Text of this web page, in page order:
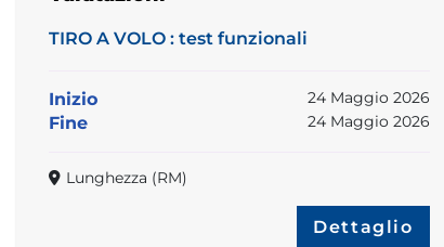
TIRO A VOLO : test funzionali
Inizio 24 Maggio 2026
Fine 24 Maggio 2026
Lunghezza (RM)
Dettaglio